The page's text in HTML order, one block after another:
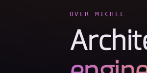
OVER MICHEL